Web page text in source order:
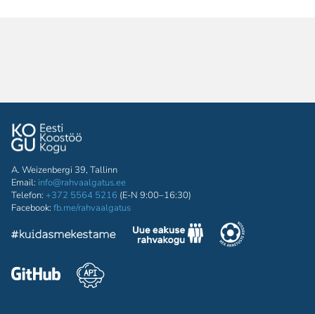
A. Weizenbergi 39, Tallinn
Email: info@rahvaalgatus.ee
Telefon: +372 5564 5216 (E-N 9:00–16:30)
Facebook: fb.me/rahvaalgatus